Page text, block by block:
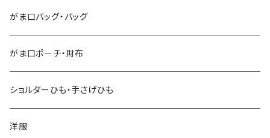
がま口バッグ・バッグ
がま口ポーチ・財布
ショルダーひも・手さげひも
洋服